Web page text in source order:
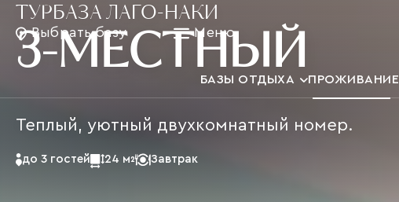
Выбрать базу Меню
БАЗЫ ОТДЫХА ПРОЖИВАНИЕ
ТУРБАЗА ЛАГО-НАКИ
3-МЕСТНЫЙ
Теплый, уютный двухкомнатный номер.
до 3 гостей 24 м2 Завтрак